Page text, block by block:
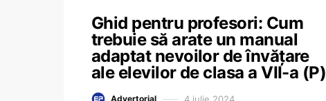
Ghid pentru profesori: Cum
trebuie să arate un manual
adaptat nevoilor de învățare
ale elevilor de clasa a VII-a (P)
Advertorial 4 iulie 2024